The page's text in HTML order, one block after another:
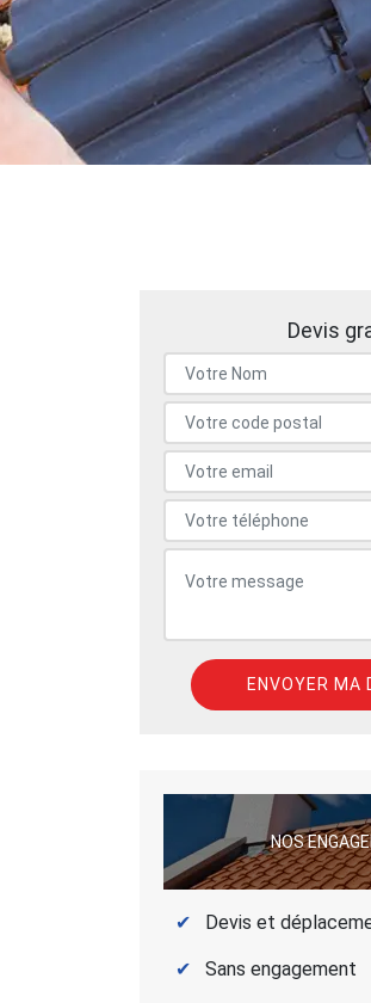
Devis
NOS
Devis et
Sans engagement